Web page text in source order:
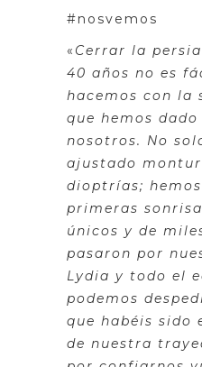
#nosvemos
« Cerrar la
40 años no es
hacemos con la
que hemos
nosotros. No
ajustado
dioptrías;
primeras
únicos y de
pasaron por
Lydia y todo el
podemos
que habéis sido
de nuestra